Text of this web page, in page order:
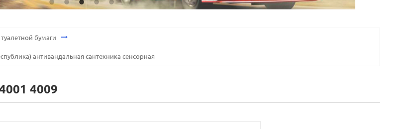
бумаги
антивандальная сантехника сенсорная
4009